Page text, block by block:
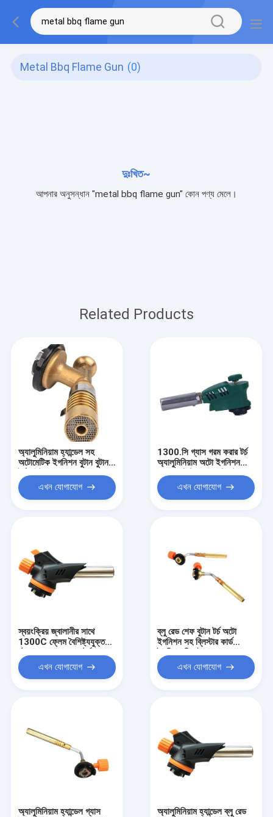
Metal Bbq Flame Gun (0)
দুঃখিত~
আপনার অনুসন্ধান "metal bbq flame gun" কোন পণ্য মেলে।
Related Products
অ্যালুমিনিয়াম হ্যান্ডেল সহ
অটোমেটিক ইগনিশন বুটান বুটান
টর্চ লাইটার
এখন যোগাযোগ
1300.সি গ্যাস গরম করার টর্চ
অ্যালুমিনিয়াম অটো ইগনিশন
1300 ডিগ্রি ফ্লেম ব্লিস্টার
কার্ড প্যাকএখন যোগাযোগ
স্বয়ংক্রিয় জ্বালানীর সাথে
1300C ফ্লেম বৈশিষ্ট্যযুক্ত
এখন যোগাযোগ
ব্লু রেড শেফ বুটান টর্চ অটো
ইগনিশন সহ ব্লিস্টার কার্ড
এখন যোগাযোগ
অ্যালুমিনিয়াম হ্যান্ডেল গ্যাস
অ্যালুমিনিয়াম হ্যান্ডেল ব্লু রেড